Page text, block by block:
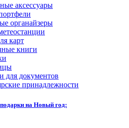
аксессуары
органайзеры
карт
книги
для документов
принадлежности
на Новый год: